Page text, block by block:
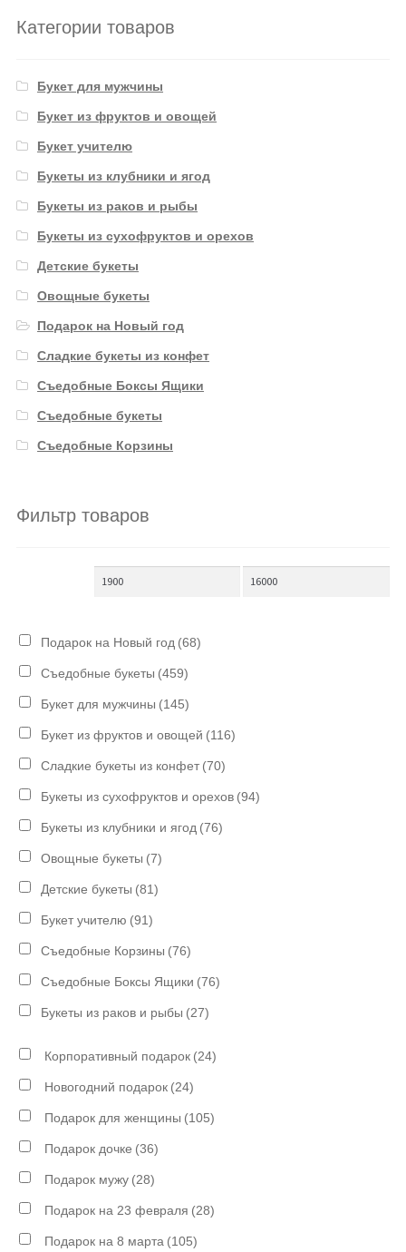
Категории товаров
Букет для мужчины
Букет из фруктов и овощей
Букет учителю
Букеты из клубники и ягод
Букеты из раков и рыбы
Букеты из сухофруктов и орехов
Детские букеты
Овощные букеты
Подарок на Новый год
Сладкие букеты из конфет
Съедобные Боксы Ящики
Съедобные букеты
Съедобные Корзины
Фильтр товаров
Подарок на Новый год (68)
Съедобные букеты (459)
Букет для мужчины (145)
Букет из фруктов и овощей (116)
Сладкие букеты из конфет (70)
Букеты из сухофруктов и орехов (94)
Букеты из клубники и ягод (76)
Овощные букеты (7)
Детские букеты (81)
Букет учителю (91)
Съедобные Корзины (76)
Съедобные Боксы Ящики (76)
Букеты из раков и рыбы (27)
Корпоративный подарок (24)
Новогодний подарок (24)
Подарок для женщины (105)
Подарок дочке (36)
Подарок мужу (28)
Подарок на 23 февраля (28)
Подарок на 8 марта (105)